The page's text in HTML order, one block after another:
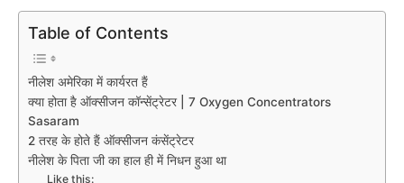
Table of Contents
नीलेश अमेरिका में कार्यरत हैं
क्या होता है ऑक्सीजन कॉन्सेंट्रेटर | 7 Oxygen Concentrators
Sasaram
2 तरह के होते हैं ऑक्सीजन कंसेंट्रेटर
नीलेश के पिता जी का हाल ही में निधन हुआ था
Like this: